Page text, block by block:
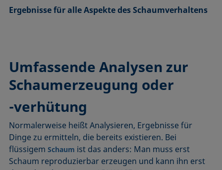
Ergebnisse für alle Aspekte des Schaumverhaltens
Umfassende Analysen zur
Schaumerzeugung oder
-verhütung
Normalerweise heißt Analysieren, Ergebnisse für
Dinge zu ermitteln, die bereits existieren. Bei
flüssigemSchaum ist das anders: Man muss erst
Schaum reproduzierbar erzeugen und kann ihn erst